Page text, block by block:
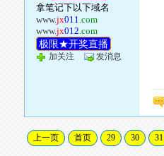
拿笔记下以下域名
www.jx011.com
www.jx012.com
极限★开奖直播
加关注 发消息
上一页 首页 29 30 31